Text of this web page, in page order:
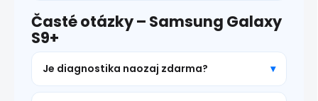
Časté otázky – Samsung Galaxy
S9+
Je diagnostika naozaj zdarma?